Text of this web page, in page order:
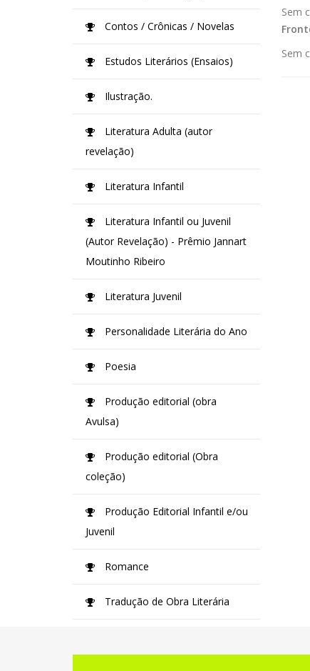
Sem
Sem
Contos / Crônicas / Novelas
Estudos Literários (Ensaios)
Ilustração.
Literatura Adulta (autor
revelação)
Literatura Infantil
Literatura Infantil ou Juvenil
(Autor Revelação) - Prêmio Jannart
Moutinho Ribeiro
Literatura Juvenil
Personalidade Literária do Ano
Poesia
Produção editorial (obra
Avulsa)
Produção editorial (Obra
coleção)
Produção Editorial Infantil e/ou
Juvenil
Romance
Tradução de Obra Literária